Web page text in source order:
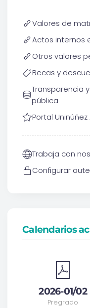
Valores de
Actos internos
Otros valores
Becas y
Transparencia
pública
Portal
Trabaja con
Configurar
Calendarios
2026-01/02
Pregrado